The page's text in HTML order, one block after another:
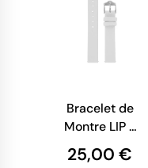
Bracelet de
Montre LIP -
Cuir Blanc
Lisse - 14
25,00 €